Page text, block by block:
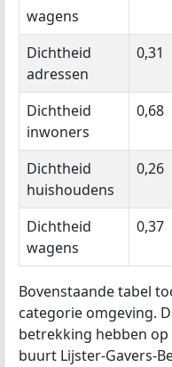
wagens
Dichtheid
adressen
0,31
Dichtheid
inwoners
0,68
Dichtheid
huishoudens
0,26
Dichtheid
wagens
0,37
Bovenstaande tabel
categorie omgeving.
betrekking hebben op
buurt Lijster-Gavers-